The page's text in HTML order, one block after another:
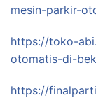
mesin-parkir-
https://toko-
otomatis-di-
https://